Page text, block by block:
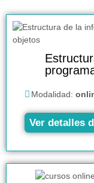
Modalidad:
Ver detalles